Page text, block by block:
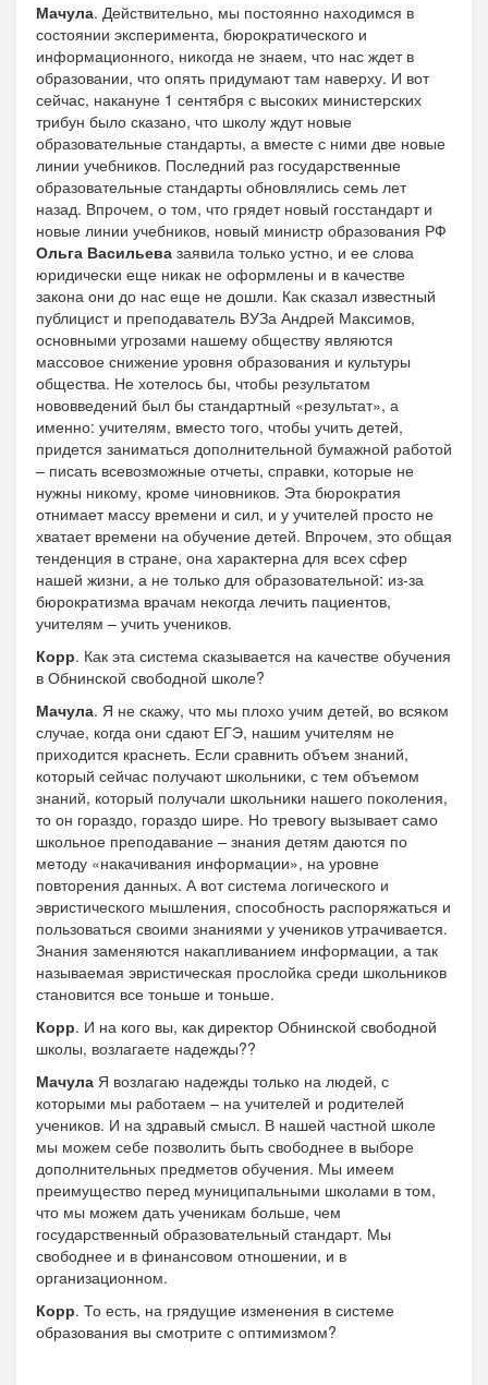
Мачула. Действительно, мы постоянно находимся в
состоянии эксперимента, бюрократического и
информационного, никогда не знаем, что нас ждет в
образовании, что опять придумают там наверху. И вот
сейчас, накануне 1 сентября с высоких министерских
трибун было сказано, что школу ждут новые
образовательные стандарты, а вместе с ними две новые
линии учебников. Последний раз государственные
образовательные стандарты обновлялись семь лет
назад. Впрочем, о том, что грядет новый госстандарт и
новые линии учебников, новый министр образования РФ
Ольга Васильева заявила только устно, и ее слова
юридически еще никак не оформлены и в качестве
закона они до нас еще не дошли. Как сказал известный
публицист и преподаватель ВУЗа Андрей Максимов,
основными угрозами нашему обществу являются
массовое снижение уровня образования и культуры
общества. Не хотелось бы, чтобы результатом
нововведений был бы стандартный «результат», а
именно: учителям, вместо того, чтобы учить детей,
придется заниматься дополнительной бумажной работой
– писать всевозможные отчеты, справки, которые не
нужны никому, кроме чиновников. Эта бюрократия
отнимает массу времени и сил, и у учителей просто не
хватает времени на обучение детей. Впрочем, это общая
тенденция в стране, она характерна для всех сфер
нашей жизни, а не только для образовательной: из-за
бюрократизма врачам некогда лечить пациентов,
учителям – учить учеников.
Корр. Как эта система сказывается на качестве обучения
в Обнинской свободной школе?
Мачула. Я не скажу, что мы плохо учим детей, во всяком
случае, когда они сдают ЕГЭ, нашим учителям не
приходится краснеть. Если сравнить объем знаний,
который сейчас получают школьники, с тем объемом
знаний, который получали школьники нашего поколения,
то он гораздо, гораздо шире. Но тревогу вызывает само
школьное преподавание – знания детям даются по
методу «накачивания информации», на уровне
повторения данных. А вот система логического и
эвристического мышления, способность распоряжаться и
пользоваться своими знаниями у учеников утрачивается.
Знания заменяются накапливанием информации, а так
называемая эвристическая прослойка среди школьников
становится все тоньше и тоньше.
Корр. И на кого вы, как директор Обнинской свободной
школы, возлагаете надежды??
Мачула Я возлагаю надежды только на людей, с
которыми мы работаем – на учителей и родителей
учеников. И на здравый смысл. В нашей частной школе
мы можем себе позволить быть свободнее в выборе
дополнительных предметов обучения. Мы имеем
преимущество перед муниципальными школами в том,
что мы можем дать ученикам больше, чем
государственный образовательный стандарт. Мы
свободнее и в финансовом отношении, и в
организационном.
Корр. То есть, на грядущие изменения в системе
образования вы смотрите с оптимизмом?